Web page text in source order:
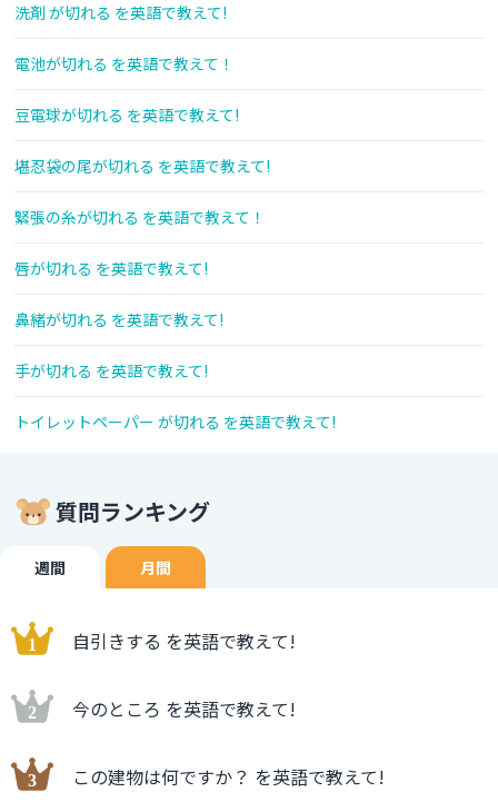
洗剤 が切れる を英語で教えて!
電池が切れる を英語で教えて！
豆電球が切れる を英語で教えて!
堪忍袋の尾が切れる を英語で教えて!
緊張の糸が切れる を英語で教えて！
唇が切れる を英語で教えて!
鼻緒が切れる を英語で教えて!
手が切れる を英語で教えて!
トイレットペーパー が切れる を英語で教えて!
質問ランキング
週間 月間
自引きする を英語で教えて!
今のところ を英語で教えて!
この建物は何ですか？ を英語で教えて!